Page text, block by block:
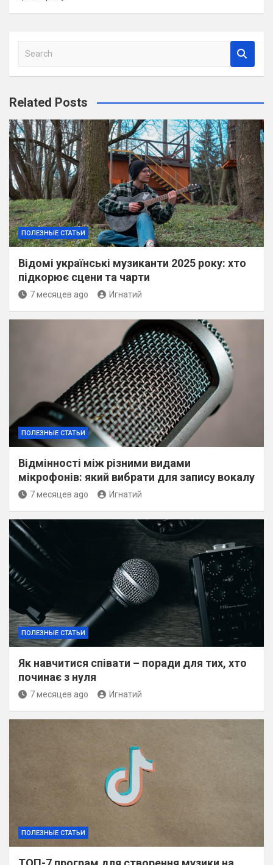
a
c
h
Related Posts
ПОЛЕЗНЫЕ СТАТЬИ
Відомі українські музиканти 2025 року: хто
підкорює сцени та чарти
7 месяцев ago Игнатий
ПОЛЕЗНЫЕ СТАТЬИ
Відмінності між різними видами
мікрофонів: який вибрати для запису вокалу
7 месяцев ago Игнатий
ПОЛЕЗНЫЕ СТАТЬИ
Як навчитися співати – поради для тих, хто
починає з нуля
7 месяцев ago Игнатий
ПОЛЕЗНЫЕ СТАТЬИ